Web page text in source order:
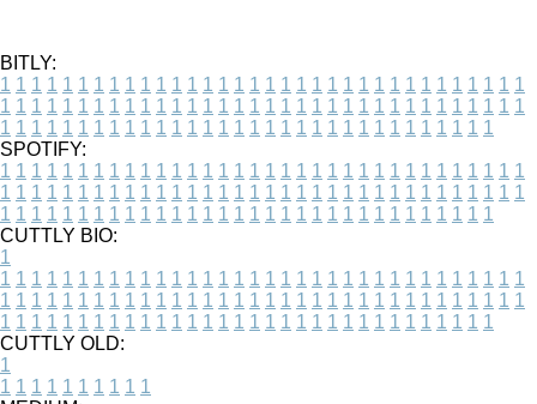
BITLY:
1 1 1 1 1 1 1 1 1 1 1 1 1 1 1 1 1 1 1 1 1 1 1 1 1 1 1 1 1 1 1 1 1 1
1 1 1 1 1 1 1 1 1 1 1 1 1 1 1 1 1 1 1 1 1 1 1 1 1 1 1 1 1 1 1 1 1 1
1 1 1 1 1 1 1 1 1 1 1 1 1 1 1 1 1 1 1 1 1 1 1 1 1 1 1 1 1 1 1 1
SPOTIFY:
1 1 1 1 1 1 1 1 1 1 1 1 1 1 1 1 1 1 1 1 1 1 1 1 1 1 1 1 1 1 1 1 1 1
1 1 1 1 1 1 1 1 1 1 1 1 1 1 1 1 1 1 1 1 1 1 1 1 1 1 1 1 1 1 1 1 1 1
1 1 1 1 1 1 1 1 1 1 1 1 1 1 1 1 1 1 1 1 1 1 1 1 1 1 1 1 1 1 1 1
CUTTLY BIO:
1
1 1 1 1 1 1 1 1 1 1 1 1 1 1 1 1 1 1 1 1 1 1 1 1 1 1 1 1 1 1 1 1 1 1
1 1 1 1 1 1 1 1 1 1 1 1 1 1 1 1 1 1 1 1 1 1 1 1 1 1 1 1 1 1 1 1 1 1
1 1 1 1 1 1 1 1 1 1 1 1 1 1 1 1 1 1 1 1 1 1 1 1 1 1 1 1 1 1 1 1
CUTTLY OLD:
1
1 1 1 1 1 1 1 1 1 1